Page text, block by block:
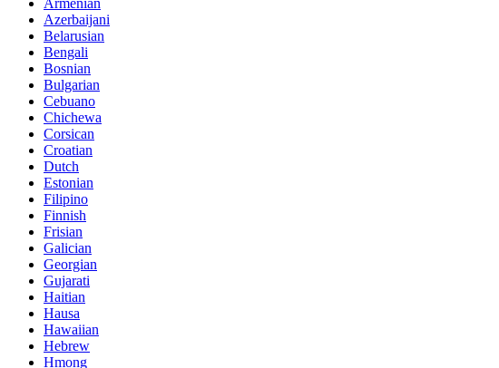
Armenian
Azerbaijani
Belarusian
Bengali
Bosnian
Bulgarian
Cebuano
Chichewa
Corsican
Croatian
Dutch
Estonian
Filipino
Finnish
Frisian
Galician
Georgian
Gujarati
Haitian
Hausa
Hawaiian
Hebrew
Hmong